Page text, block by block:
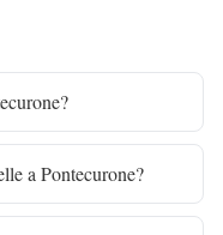
a Pontecurone?